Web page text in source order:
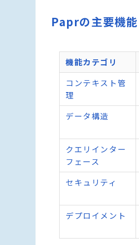
Paprの主要機
機能カテゴリ
コンテキスト管
理
データ構造
クエリインター
フェース
セキュリティ
デプロイメント